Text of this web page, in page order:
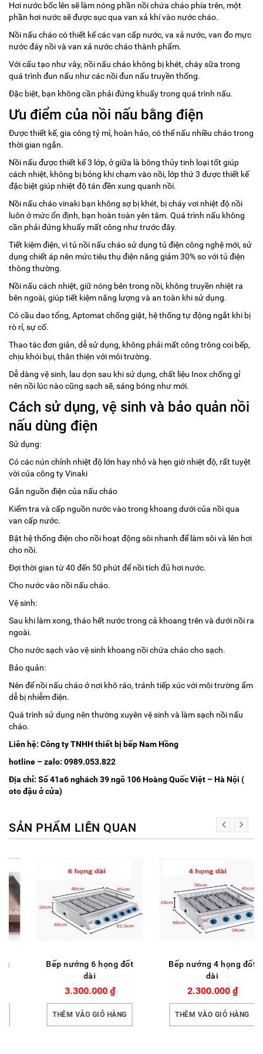
Hơi nước bốc lên sẽ làm nóng phần nồi chứa cháo phía trên, một
phần hơi nước sẽ được sục qua van xả khí vào nước cháo.
Nồi nấu cháo có thiết kế các van cấp nước, va xả nước, van đo mực
nước đáy nồi và van xả nước cháo thành phẩm.
Với cấu tạo như vây, nồi nấu cháo không bị khét, cháy sữa trong
quá trình đun nấu như các nồi đun nấu truyền thống.
Đặc biệt, bạn không cần phải đứng khuấy trong quá trình nấu.
Ưu điểm của nồi nấu bằng điện
Được thiết kế, gia công tỷ mỉ, hoàn hảo, có thể nấu nhiều cháo trong
thời gian ngắn.
Nồi nấu được thiết kế 3 lớp, ở giữa là bông thủy tinh loại tốt giúp
cách nhiệt, không bị bỏng khi chạm vào nồi, lớp thứ 3 được thiết kế
đặc biệt giúp nhiệt độ tán đền xung quanh nồi.
Nồi nấu cháo vinaki bạn không sợ bị khét, bị cháy vơi nhiệt độ nồi
luôn ở mức ổn định, bạn hoàn toàn yên tâm. Quá trình nấu không
cần phải đứng khuấy mất công như trước đây.
Tiết kiệm điện, vì tủ nồi nấu cháo sử dụng tủ điện công nghệ mới, sử
dụng chiết áp nên mức tiêu thụ điện năng giảm 30% so với tủ điện
thông thường.
Nồi nấu cách nhiệt, giữ nóng bên trong nồi, không truyền nhiệt ra
bên ngoài, giúp tiết kiệm năng lượng và an toàn khi sử dụng.
Có cầu dao tổng, Aptomat chống giật, hệ thống tự động ngắt khi bị
rò rỉ, sự cố.
Thao tác đơn giản, dễ sử dụng, không phải mất công trông coi bếp,
chịu khói bụi, thân thiện với môi trường.
Dễ dàng vệ sinh, lau dọn sau khi sử dụng, chất liệu Inox chống gỉ
nên nồi lúc nào cũng sạch sẽ, sáng bóng như mới.
Cách sử dụng, vệ sinh và bảo quản nồi
nấu dùng điện
Sử dụng:
Có các nún chỉnh nhiệt độ lớn hay nhỏ và hẹn giờ nhiệt độ, rất tuyệt
vời của công ty Vinaki
Gắn nguồn điện của nấu cháo
Kiểm tra và cấp nguồn nước vào trong khoang dưới của nồi qua
van cấp nước.
Bật hệ thống điện cho nồi hoạt động sôi nhanh để làm sôi và lên hơi
cho nồi.
Đợi thời gian từ 40 đến 50 phút để nồi tích đủ hơi nước.
Cho nước vào nồi nấu cháo.
Vệ sinh:
Sau khi làm xong, tháo hết nước trong cả khoang trên và dưới nồi ra
ngoài.
Cho nước sạch vào vệ sinh khoang nồi chứa cháo cho sạch.
Bảo quản:
Nên để nồi nấu cháo ở nơi khô ráo, tránh tiếp xúc với môi trường ẩm
dễ bị nhiễm điện.
Quá trình sử dụng nên thường xuyên vệ sinh và làm sạch nồi nấu
cháo.
Liên hệ: Công ty TNHH thiết bị bếp Nam Hồng
hotline – zalo: 0989.053.822
Địa chỉ: Số 41a6 nghách 39 ngõ 106 Hoàng Quốc Việt – Hà Nội (
oto đậu ở cửa)
SẢN PHẨM LIÊN QUAN
Bếp nướng 6 họng đốt
3.300.000₫
THÊM VÀO GIỎ HÀNG
Bếp nướng 4 họng đốt
2.300.000₫
THÊM VÀO GIỎ HÀNG